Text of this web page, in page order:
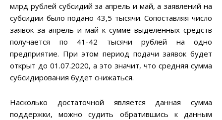
млрд рублей субсидий за апрель и май, а заявлений на
субсидии было подано 43,5 тысячи. Сопоставляя число
заявок за апрель и май к сумме выделенных средств
получается по 41-42 тысячи рублей на одно
предприятие. При этом период подачи заявок будет
открыт до 01.07.2020, а это значит, что средняя сумма
субсидирования будет снижаться.
Насколько достаточной является данная сумма
поддержки, можно судить обратившись к данным